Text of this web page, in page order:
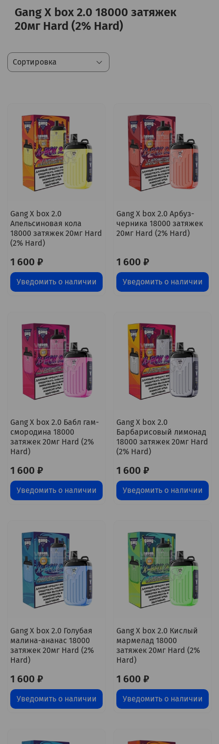
Gang X box 2.0 18000 затяжек
20мг Hard (2% Hard)
Gang X box 2.0
Апельсиновая кола
18000 затяжек 20мг Hard
(2% Hard)
1 600 ₽
Уведомить о наличии
Gang X box 2.0 Арбуз-
черника 18000 затяжек
20мг Hard (2% Hard)
1 600 ₽
Уведомить о наличии
Gang X box 2.0 Бабл гам-
смородина 18000
затяжек 20мг Hard (2%
Hard)
1 600 ₽
Уведомить о наличии
Gang X box 2.0
Барбарисовый лимонад
18000 затяжек 20мг Hard
(2% Hard)
1 600 ₽
Уведомить о наличии
Gang X box 2.0 Голубая
малина-ананас 18000
затяжек 20мг Hard (2%
Hard)
1 600 ₽
Уведомить о наличии
Gang X box 2.0 Кислый
мармелад 18000
затяжек 20мг Hard (2%
Hard)
1 600 ₽
Уведомить о наличии